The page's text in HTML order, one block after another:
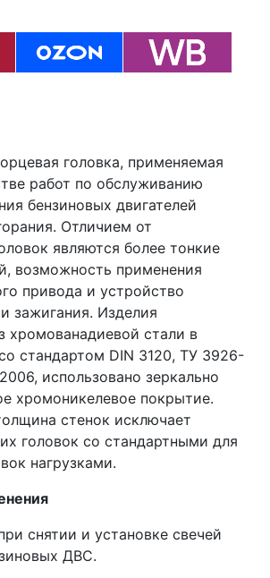
головка, применяемая
работ по обслуживанию
бензиновых двигателей
Отличием от
являются более тонкие
возможность применения
привода и устройство
зажигания. Изделия
хромованадиевой стали в
стандартом DIN 3120, ТУ 3926-
использовано зеркально
хромоникелевое покрытие.
стенок исключает
головок со стандартными для
нагрузками.
снятии и установке свечей
ДВС.